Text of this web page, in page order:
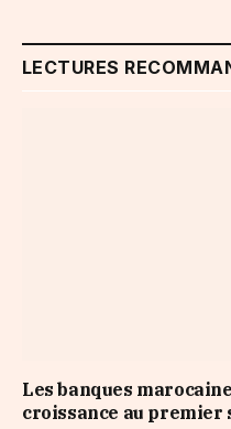
LECTURES
Les banques
croissance au premier